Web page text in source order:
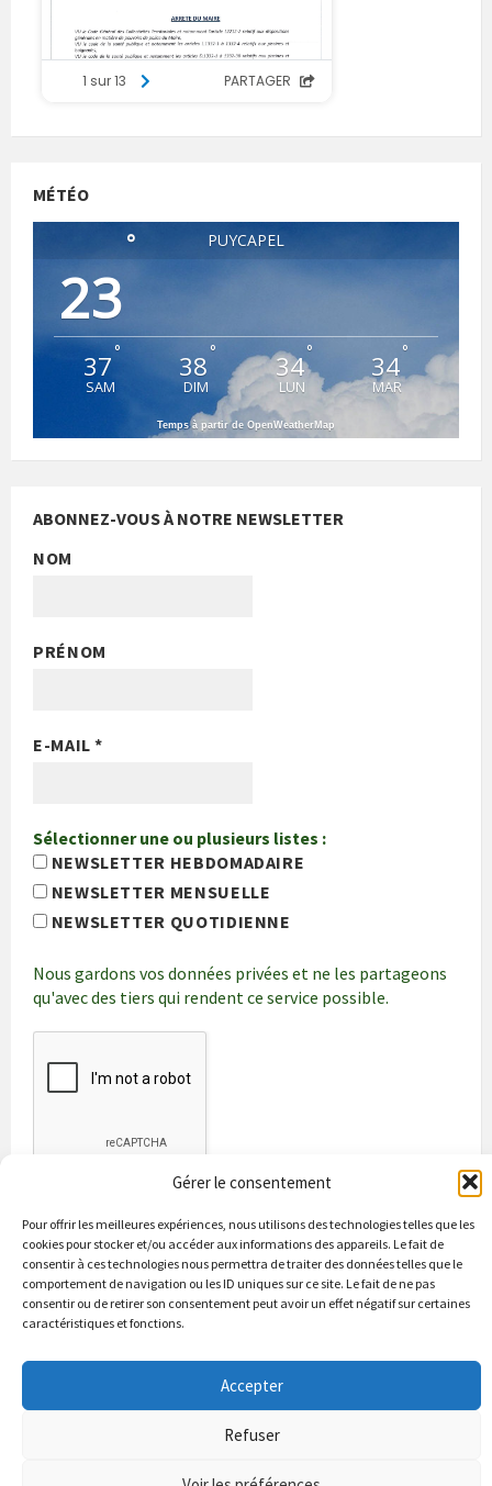
Gérer le consentement
Pour offrir les meilleures expériences, nous utilisons des technologies telles que les
cookies pour stocker et/ou accéder aux informations des appareils. Le fait de
consentir à ces technologies nous permettra de traiter des données telles que le
comportement de navigation ou les ID uniques sur ce site. Le fait de ne pas
consentir ou de retirer son consentement peut avoir un effet négatif sur certaines
caractéristiques et fonctions.
Accepter
Refuser
MÉTÉO
PUYCAPEL
23
°
37°
SAM
38 °
DIM
34°
LUN
34°
MAR
Temps à partir de OpenWeatherMap
ABONNEZ-VOUS À NOTRE NEWSLETTER
NOM
PRÉNOM
E-MAIL*
Sélectionner une ou plusieurs listes :
NEWSLETTER HEBDOMADAIRE
NEWSLETTER MENSUELLE
NEWSLETTER QUOTIDIENNE
Nous gardons vos données privées et ne les partageons
qu'avec des tiers qui rendent ce service possible.
Les bonnes adresses
Contacts & renseignements
© 2026 Site officiel de la commune de Puycapel dans le Cantal
Conformité à la loi RGPD
Puycapel.fr utilise des cookies pour améliorer les performance et